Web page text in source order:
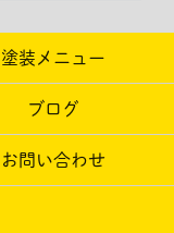
塗装メニュー
ブログ
お問い合わせ